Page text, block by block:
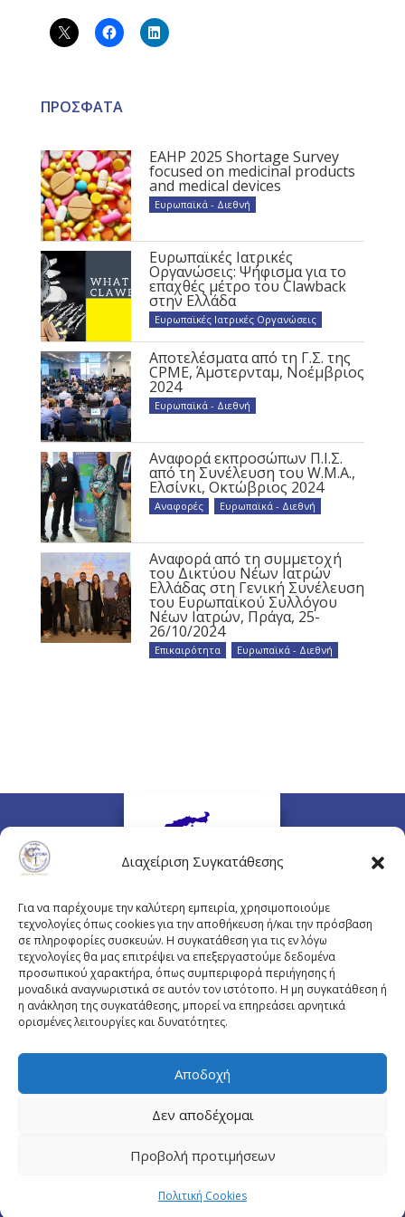
Διαχείριση Συγκατάθεσης
Για να παρέχουμε την καλύτερη εμπειρία, χρησιμοποιούμε
τεχνολογίες όπως cookies για την αποθήκευση ή/και την πρόσβαση
σε πληροφορίες συσκευών. Η συγκατάθεση για τις εν λόγω
τεχνολογίες θα μας επιτρέψει να επεξεργαστούμε δεδομένα
προσωπικού χαρακτήρα, όπως συμπεριφορά περιήγησης ή
μοναδικά αναγνωριστικά σε αυτόν τον ιστότοπο. Η μη συγκατάθεση ή
η ανάκληση της συγκατάθεσης, μπορεί να επηρεάσει αρνητικά
ορισμένες λειτουργίες και δυνατότητες.
Αποδοχή
Δεν αποδέχομαι
Προβολή προτιμήσεων
Πολιτική Cookies
ΠΡΟΣΦΑΤΑ
EAHP 2025 Shortage Survey
focused on medicinal products
and medical devices
Ευρωπαϊκά - Διεθνή
Ευρωπαϊκές Ιατρικές
Οργανώσεις: Ψήφισμα για το
επαχθές μέτρο του Clawback
στην Ελλάδα
Ευρωπαϊκές Ιατρικές Οργανώσεις
Αποτελέσματα από τη Γ.Σ. της
CPME, Άμστερνταμ, Νοέμβριος
2024
Ευρωπαϊκά - Διεθνή
Αναφορά εκπροσώπων Π.Ι.Σ.
από τη Συνέλευση του W.M.A.,
Ελσίνκι, Οκτώβριος 2024
Αναφορές Ευρωπαϊκά - Διεθνή
Αναφορά από τη συμμετοχή
του Δικτύου Νέων Ιατρών
Ελλάδας στη Γενική Συνέλευση
του Ευρωπαϊκού Συλλόγου
Νέων Ιατρών, Πράγα, 25-
26/10/2024
Επικαιρότητα Ευρωπαϊκά - Διεθνή
Πλουτάρχου 3, 10675 Αθήνα
Email επικοινωνίας:pisinfo@pis.gr
© Copyright pis.gr 2019 - Designed & Hosted by